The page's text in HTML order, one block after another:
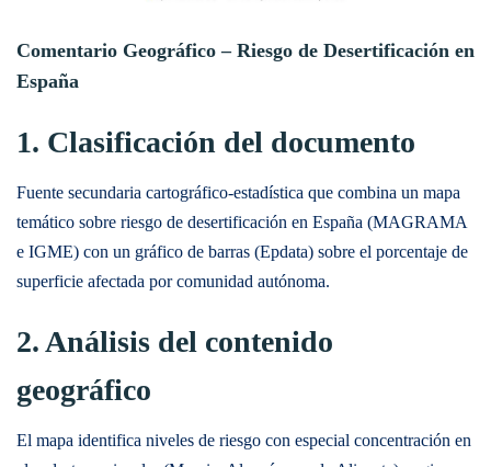
Comentario Geográfico – Riesgo de Desertificación en
España
1. Clasificación del documento
Fuente secundaria cartográfico-estadística que combina un mapa
temático sobre riesgo de desertificación en España (MAGRAMA
e IGME) con un gráfico de barras (Epdata) sobre el porcentaje de
superficie afectada por comunidad autónoma.
2. Análisis del contenido
geográfico
El mapa identifica niveles de riesgo con especial concentración en